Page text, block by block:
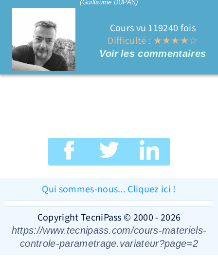
(Guillaume DUPAS)
Cours vu 119240 fois
Difficulté : ★★★★☆
Voirles commentaires
Qui sommes-nous... Cliquez ici !
Copyright TecniPass © 2000 - 2026
https://www.tecnipass.com/cours-materiels-
controle-parametrage.variateur?page=2